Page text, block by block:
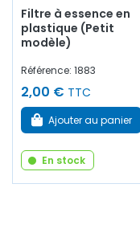
Filtre à essence en
plastique (Petit
modèle)
Référence: 1883
2,00 € TTC
Ajouter au panier
En stock